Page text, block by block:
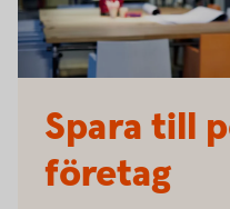
Spara till
företag